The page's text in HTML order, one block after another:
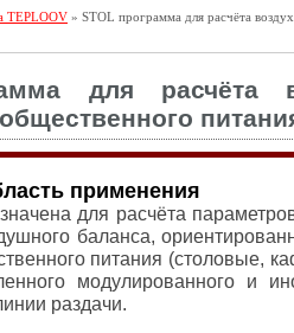
TEPLOOV » STOL программа для расчёта
для расчёта
применения
для расчёта
баланса,
питания (столовые,
модулированного и
раздачи.